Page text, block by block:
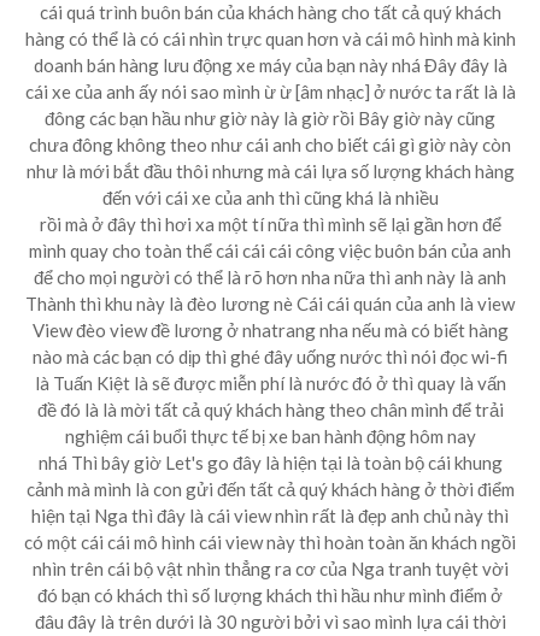
cái quá trình buôn bán của khách hàng cho tất cả quý khách
hàng có thể là có cái nhìn trực quan hơn và cái mô hình mà kinh
doanh bán hàng lưu động xe máy của bạn này nhá Đây đây là
cái xe của anh ấy nói sao mình ừ ừ [âm nhạc] ở nước ta rất là là
đông các bạn hầu như giờ này là giờ rồi Bây giờ này cũng
chưa đông không theo như cái anh cho biết cái gì giờ này còn
như là mới bắt đầu thôi nhưng mà cái lựa số lượng khách hàng
đến với cái xe của anh thì cũng khá là nhiều
rồi mà ở đây thì hơi xa một tí nữa thì mình sẽ lại gần hơn để
mình quay cho toàn thể cái cái cái công việc buôn bán của anh
để cho mọi người có thể là rõ hơn nha nữa thì anh này là anh
Thành thì khu này là đèo lương nè Cái cái quán của anh là view
View đèo view đề lương ở nhatrang nha nếu mà có biết hàng
nào mà các bạn có dịp thì ghé đây uống nước thì nói đọc wi-fi
là Tuấn Kiệt là sẽ được miễn phí là nước đó ở thì quay là vấn
đề đó là là mời tất cả quý khách hàng theo chân mình để trải
nghiệm cái buổi thực tế bị xe ban hành động hôm nay
nhá Thì bây giờ Let's go đây là hiện tại là toàn bộ cái khung
cảnh mà mình là con gửi đến tất cả quý khách hàng ở thời điểm
hiện tại Nga thì đây là cái view nhìn rất là đẹp anh chủ này thì
có một cái cái mô hình cái view này thì hoàn toàn ăn khách ngồi
nhìn trên cái bộ vật nhìn thẳng ra cơ của Nga tranh tuyệt vời
đó bạn có khách thì số lượng khách thì hầu như mình điểm ở
đâu đây là trên dưới là 30 người bởi vì sao mình lựa cái thời